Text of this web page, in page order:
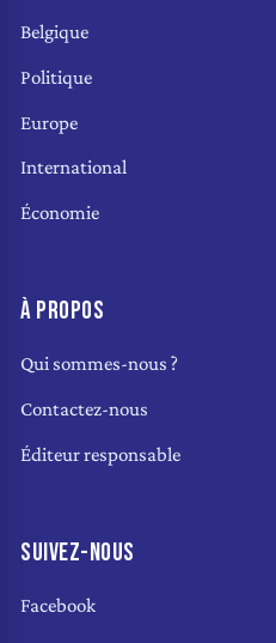
Belgique
Politique
Europe
International
Économie
À PROPOS
Qui sommes-nous ?
Contactez-nous
Éditeur responsable
SUIVEZ-NOUS
Facebook